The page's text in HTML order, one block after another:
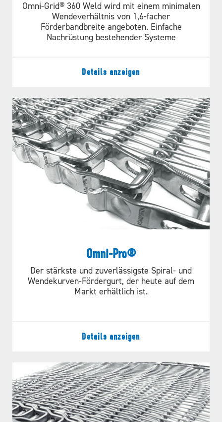
Omni-Grid® 360 Weld wird mit einem minimalen
Wendeverhältnis von 1,6-facher
Förderbandbreite angeboten. Einfache
Nachrüstung bestehender Systeme
Details anzeigen
Omni-Pro®
Der stärkste und zuverlässigste Spiral- und
Wendekurven-Fördergurt, der heute auf dem
Markt erhältlich ist.
Details anzeigen